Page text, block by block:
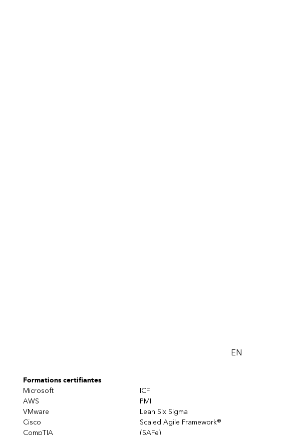
EN
Formations certifiantes
Microsoft
AWS
VMware
Cisco
CompTIA
ICF
PMI
Lean Six Sigma
Scaled Agile Framework®
(SAFe)